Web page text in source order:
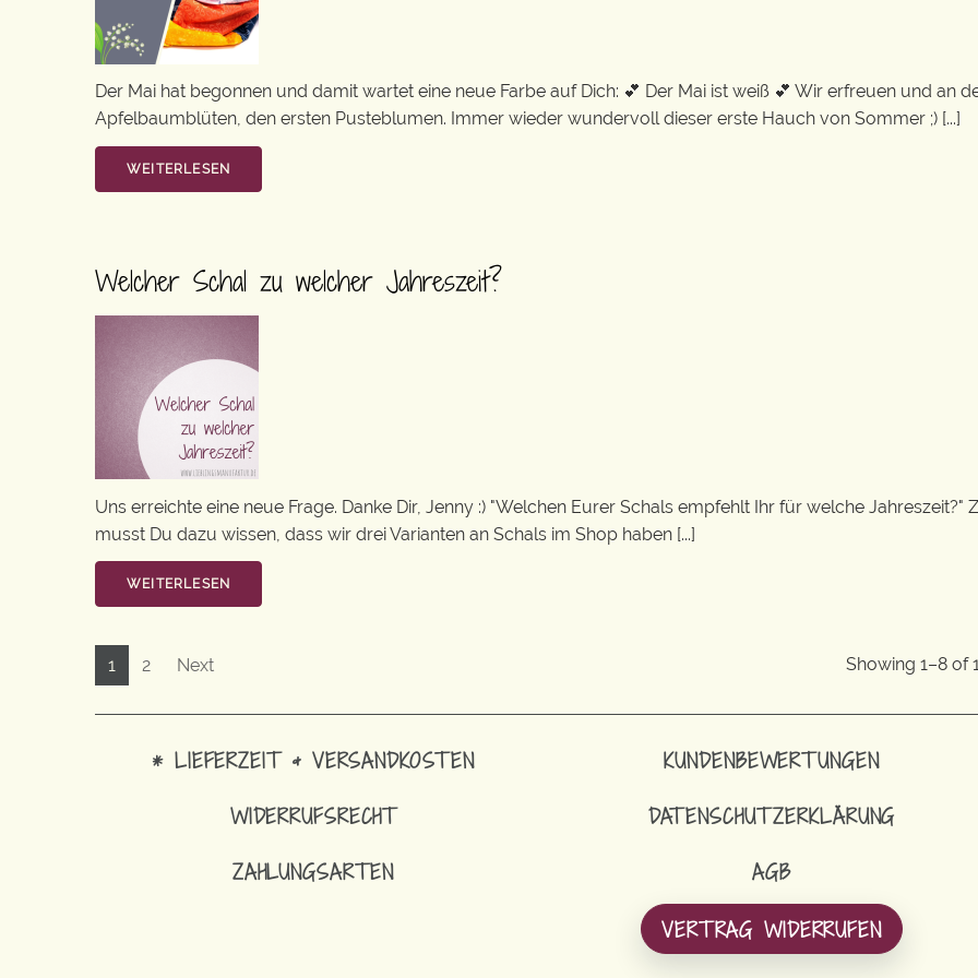
Der Mai hat begonnen und damit wartet eine neue Farbe auf Dich: 💕 Der Mai ist weiß 💕 Wir erfreuen und an
Apfelbaumblüten, den ersten Pusteblumen. Immer wieder wundervoll dieser erste Hauch von Sommer ;) [...]
WEITERLESEN
Welcher Schal zu welcher Jahreszeit?
Uns erreichte eine neue Frage. Danke Dir, Jenny :) "Welchen Eurer Schals empfehlt Ihr für welche Jahreszeit?"
musst Du dazu wissen, dass wir drei Varianten an Schals im Shop haben [...]
WEITERLESEN
1 2 Next Showing 1–8 of
* LIEFERZEIT & VERSANDKOSTEN
WIDERRUFSRECHT
ZAHLUNGSARTEN
KUNDENBEWERTUNGEN
DATENSCHUTZERKLÄRUNG
AGB
VERTRAG WIDERRUFEN